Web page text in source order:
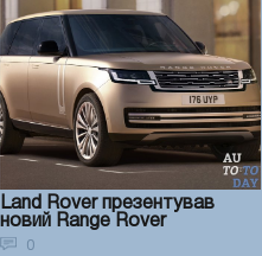
Land Rover презентував
новий Range Rover
0